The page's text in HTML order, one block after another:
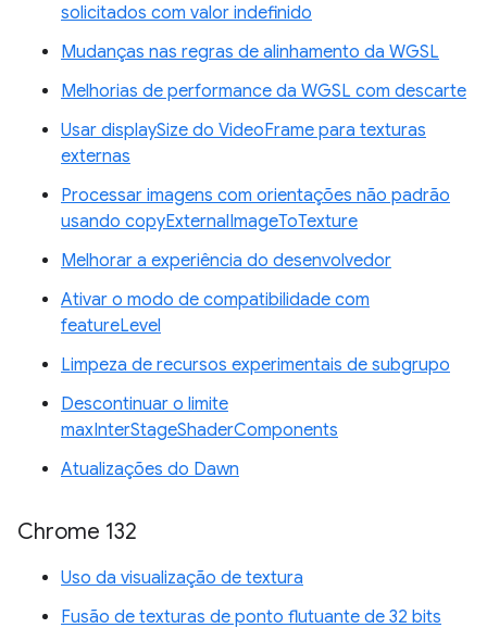
solicitados com valor indefinido
Mudanças nas regras de alinhamento da WGSL
Melhorias de performance da WGSL com descarte
Usar displaySize do VideoFrame para texturas
externas
Processar imagens com orientações não padrão
usando copyExternalImageToTexture
Melhorar a experiência do desenvolvedor
Ativar o modo de compatibilidade com
featureLevel
Limpeza de recursos experimentais de subgrupo
Descontinuar o limite
maxInterStageShaderComponents
Atualizações do Dawn
Chrome 132
Uso da visualização de textura
Fusão de texturas de ponto flutuante de 32 bits